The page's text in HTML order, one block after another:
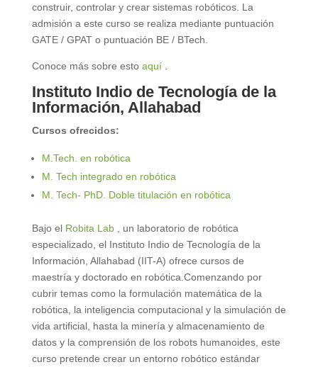
construir, controlar y crear sistemas robóticos. La
admisión a este curso se realiza mediante puntuación
GATE / GPAT o puntuación BE / BTech.
Conoce más sobre esto aquí.
Instituto Indio de Tecnología de la
Información, Allahabad
Cursos ofrecidos:
M.Tech. en robótica
M. Tech integrado en robótica
M. Tech- PhD. Doble titulación en robótica
Bajo el Robita Lab, un laboratorio de robótica
especializado, el Instituto Indio de Tecnología de la
Información, Allahabad (IIT-A) ofrece cursos de
maestría y doctorado en robótica.Comenzando por
cubrir temas como la formulación matemática de la
robótica, la inteligencia computacional y la simulación de
vida artificial, hasta la minería y almacenamiento de
datos y la comprensión de los robots humanoides, este
curso pretende crear un entorno robótico estándar